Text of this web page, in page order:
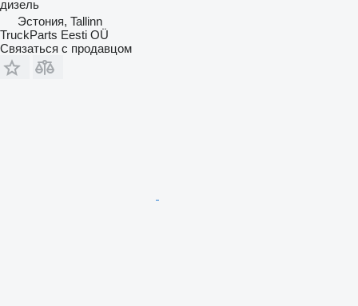
дизель
Эстония, Tallinn
TruckParts Eesti OÜ
Связаться с продавцом